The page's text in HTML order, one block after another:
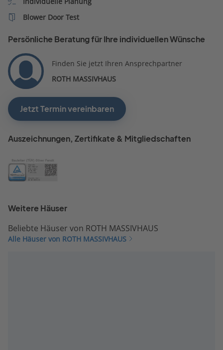
Blower Door Test
Persönliche Beratung für Ihre individuellen Wünsche
Finden Sie jetzt Ihren Ansprechpartner
ROTH MASSIVHAUS
Jetzt Termin vereinbaren
Auszeichnungen, Zertifikate & Mitgliedschaften
Weitere Häuser
Beliebte Häuser von ROTH MASSIVHAUS
Alle Häuser von ROTH MASSIVHAUS